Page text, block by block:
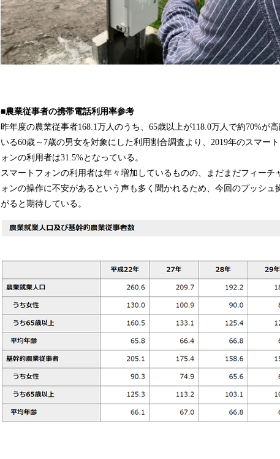
■農業従事者の携帯電話利用率参考
昨年度の農業従事者168.1万人のうち、65歳以上が118.0万人で約70%が
いる60歳～7歳の男女を対象にした利用割合調査より、2019年のスマー
ォンの利用者は31.5%となっている。
スマートフォンの利用者は年々増加しているものの、まだまだフィー
ォンの操作に不安があるという声も多く聞かれるため、今回のプッシュ
がると期待している。